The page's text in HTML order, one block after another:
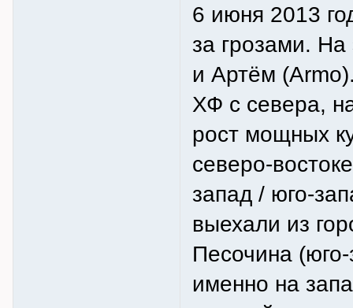
6 июня 2013
за грозами. На
и Артём
ХФ с севера,
рост мощных
северо-
запад / юго-
выехали из
Песочина (юго-
именно на